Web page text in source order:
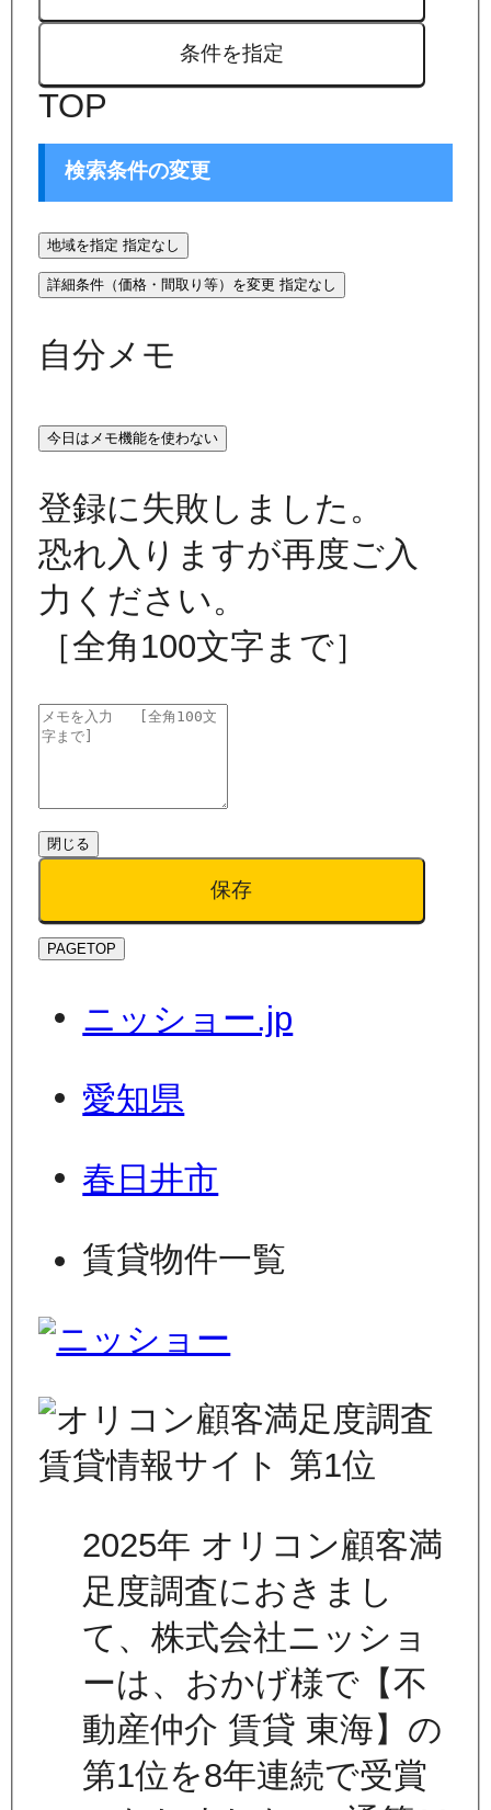
条件を指定
TOP
検索条件の変更
地域を指定 指定なし
詳細条件（価格・間取り等）を変更 指定なし
自分メモ
今日はメモ機能を使わない
登録に失敗しました。
恐れ入りますが再度ご入
力ください。
［全角100文字まで］
閉じる
保存
PAGETOP
ニッショー.jp
愛知県
春日井市
賃貸物件一覧
2025年 オリコン顧客満
足度調査におきまし
て、株式会社ニッショ
ーは、おかげ様で【不
動産仲介 賃貸 東海】の
第1位を8年連続で受賞